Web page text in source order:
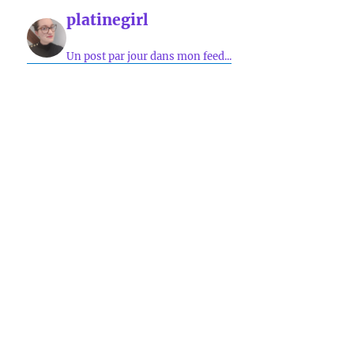
platinegirl
Un post par jour dans mon feed...